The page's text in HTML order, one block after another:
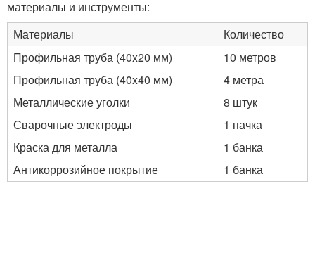
материалы и инструменты:
Материалы
Количество
Профильная труба (40x20 мм)
10 метров
Профильная труба (40x40 мм)
4 метра
Металлические уголки
8 штук
Сварочные электроды
1 пачка
Краска для металла
1 банка
Антикоррозийное покрытие
1 банка